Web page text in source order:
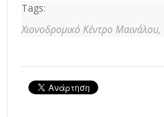
Tags:
Χιονοδρομικό Κέντρο Μαινάλου,